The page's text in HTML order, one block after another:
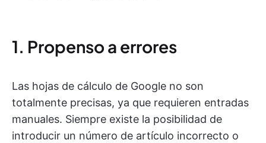
1. Propenso a errores
Las hojas de cálculo de Google no son
totalmente precisas, ya que requieren entradas
manuales. Siempre existe la posibilidad de
introducir un número de artículo incorrecto o